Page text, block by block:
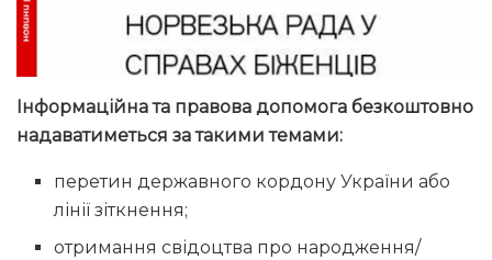
Інформаційна та правова допомога безкоштовно
надаватиметься за такими темами:
перетин державного кордону України або
лінії зіткнення;
отримання свідоцтва про народження/